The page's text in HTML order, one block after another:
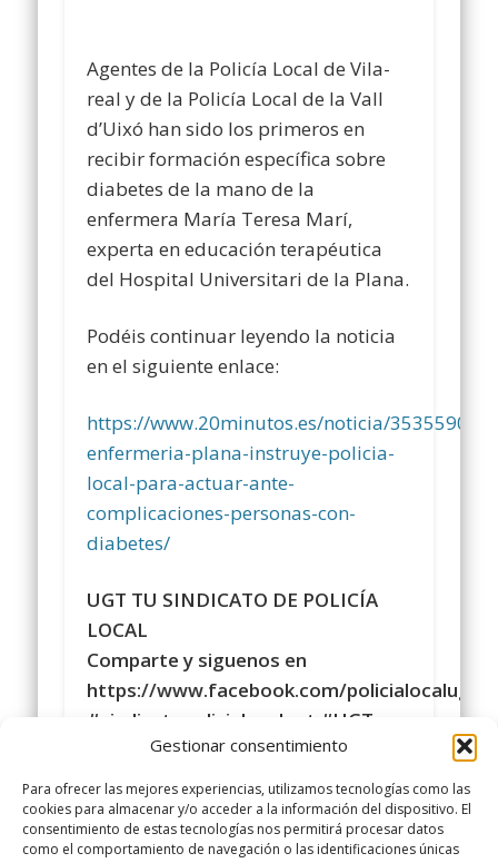
Gestionar consentimiento
Para ofrecer las mejores experiencias, utilizamos tecnologías como las
cookies para almacenar y/o acceder a la información del dispositivo. El
consentimiento de estas tecnologías nos permitirá procesar datos
como el comportamiento de navegación o las identificaciones únicas
Agentes de la Policía Local de Vila-
real y de la Policía Local de la Vall
d’Uixó han sido los primeros en
recibir formación específica sobre
diabetes de la mano de la
enfermera María Teresa Marí,
experta en educación terapéutica
del Hospital Universitari de la Plana.
Podéis continuar leyendo la noticia
en el siguiente enlace:
https://www.20minutos.es/noticia/3535590/
enfermeria-plana-instruye-policia-
local-para-actuar-ante-
complicaciones-personas-con-
diabetes/
UGT TU SINDICATO DE POLICÍA
LOCAL
Comparte y siguenos en
https://www.facebook.com/policialocalugt/
#sindicatopolicialocalugt #UGT
Instagram
@sindicatopolicialocalugt
+Sindicato Policía Local UGT UGT
twitter.com/UGTPoliciaLocal